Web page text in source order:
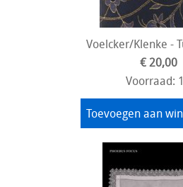
Voelcker/Klenke -
€ 20,00
Voorraad:
Toevoegen aan